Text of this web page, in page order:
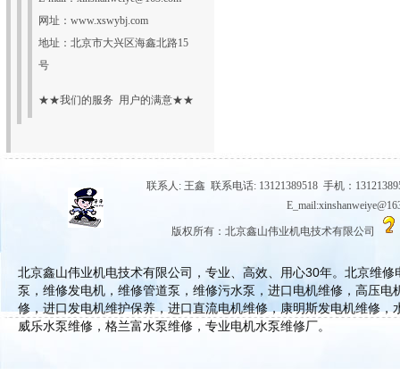
网址： www.xswybj.com
地址：北京市大兴区海鑫北路15
号
★★我们的服务 用户的满意★★
联系人: 王鑫 联系电话: 13121389518 手机：
版权所有：北京鑫山伟业机电技术有限公司
北京鑫山伟业机电技术有限公司，专业、高效、用心30年。北京维
泵，维修发电机，维修管道泵，维修污水泵，进口电机维修，高压
修，进口发电机维护保养，进口直流电机维修，康明斯发电机维修
威乐水泵维修，格兰富水泵维修，专业电机水泵维修厂。